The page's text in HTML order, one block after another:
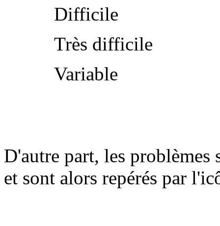
Difficile
Très difficile
Variable
D'autre part, les problèmes
et sont alors repérés par